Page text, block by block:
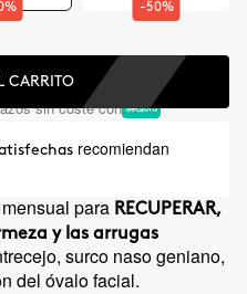
-50%
CARRITO
sin coste con
recomiendan
para RECUPERAR,
y las arrugas
surco naso geniano,
del óvalo facial.